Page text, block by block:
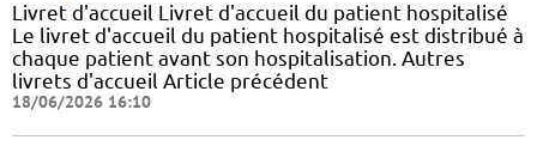
Livret d'accueil Livret d'accueil du patient hospitalisé
Le livret d'accueil du patient hospitalisé est distribué à
chaque patient avant son hospitalisation. Autres
livrets d'accueil Article précédent
18/06/2026 16:10